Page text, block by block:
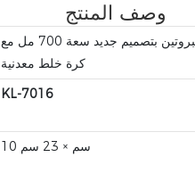
وصف المنتج
زجاجة خلط البروتين بتصميم جديد سعة 700 مل مع
كرة خلط معدنية
KL-7016
10 سم × 23 سم